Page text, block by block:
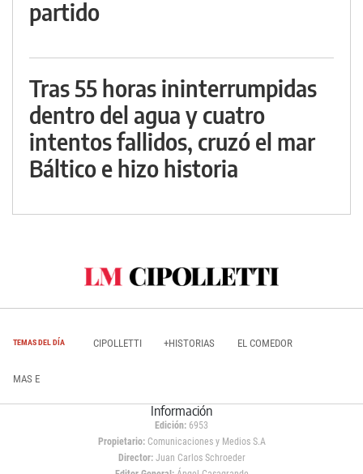
partido
Tras 55 horas ininterrumpidas
dentro del agua y cuatro
intentos fallidos, cruzó el mar
Báltico e hizo historia
TEMAS DEL DÍA CIPOLLETTI +HISTORIAS EL COMEDOR
MAS E
Información
Edición: 6953
Propietario:Comunicaciones y Medios S.A
Director: Juan Carlos Schroeder